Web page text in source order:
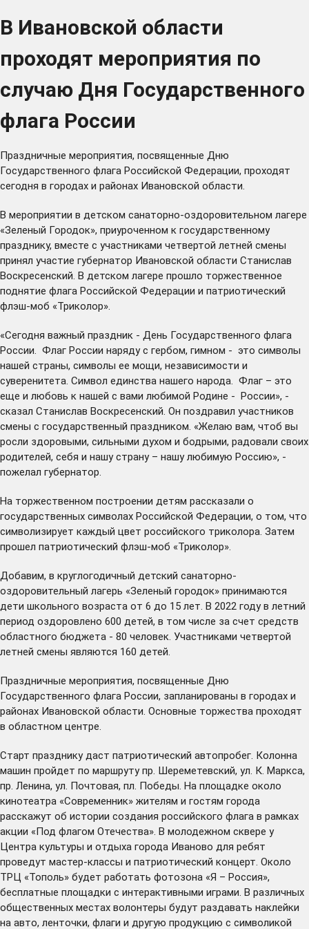
В Ивановской области
проходят мероприятия по
случаю Дня Государственного
флага России
Праздничные мероприятия, посвященные Дню
Государственного флага Российской Федерации, проходят
сегодня в городах и районах Ивановской области.
В мероприятии в детском санаторно-оздоровительном лагере
«Зеленый Городок», приуроченном к государственному
празднику, вместе с участниками четвертой летней смены
принял участие губернатор Ивановской области Станислав
Воскресенский. В детском лагере прошло торжественное
поднятие флага Российской Федерации и патриотический
флэш-моб «Триколор».
«Сегодня важный праздник - День Государственного флага
России. Флаг России наряду с гербом, гимном - это символы
нашей страны, символы ее мощи, независимости и
суверенитета. Символ единства нашего народа. Флаг – это
еще и любовь к нашей с вами любимой Родине - России», -
сказал Станислав Воскресенский. Он поздравил участников
смены с государственный праздником. «Желаю вам, чтоб вы
росли здоровыми, сильными духом и бодрыми, радовали своих
родителей, себя и нашу страну – нашу любимую Россию», -
пожелал губернатор.
На торжественном построении детям рассказали о
государственных символах Российской Федерации, о том, что
символизирует каждый цвет российского триколора. Затем
прошел патриотический флэш-моб «Триколор».
Добавим, в круглогодичный детский санаторно-
оздоровительный лагерь «Зеленый городок» принимаются
дети школьного возраста от 6 до 15 лет. В 2022 году в летний
период оздоровлено 600 детей, в том числе за счет средств
областного бюджета - 80 человек. Участниками четвертой
летней смены являются 160 детей.
Праздничные мероприятия, посвященные Дню
Государственного флага России, запланированы в городах и
районах Ивановской области. Основные торжества проходят
в областном центре.
Старт празднику даст патриотический автопробег. Колонна
машин пройдет по маршруту пр. Шереметевский, ул. К. Маркса,
пр. Ленина, ул. Почтовая, пл. Победы. На площадке около
кинотеатра «Современник» жителям и гостям города
расскажут об истории создания российского флага в рамках
акции «Под флагом Отечества». В молодежном сквере у
Центра культуры и отдыха города Иваново для ребят
проведут мастер-классы и патриотический концерт. Около
ТРЦ «Тополь» будет работать фотозона «Я – Россия»,
бесплатные площадки с интерактивными играми. В различных
общественных местах волонтеры будут раздавать наклейки
на авто, ленточки, флаги и другую продукцию с символикой